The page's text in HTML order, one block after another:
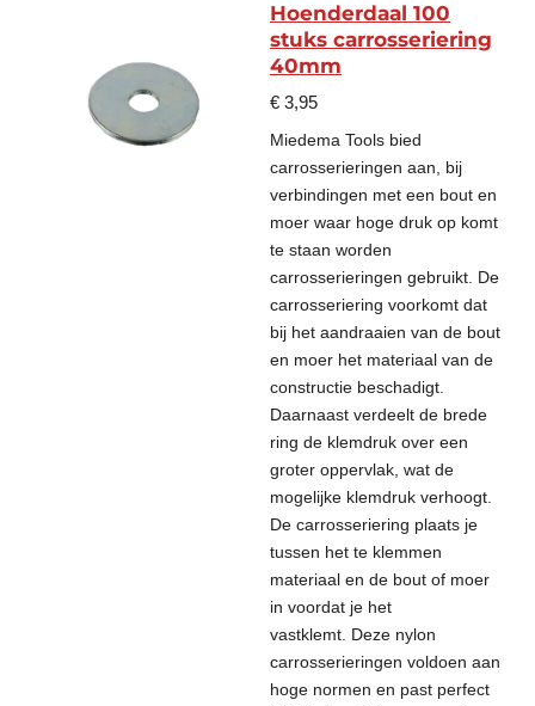
Hoenderdaal 100
stuks carrosseriering
40mm
€ 3,95
Miedema Tools bied
carrosserieringen aan, bij
verbindingen met een bout en
moer waar hoge druk op komt
te staan worden
carrosserieringen gebruikt. De
carrosseriering voorkomt dat
bij het aandraaien van de bout
en moer het materiaal van de
constructie beschadigt.
Daarnaast verdeelt de brede
ring de klemdruk over een
groter oppervlak, wat de
mogelijke klemdruk verhoogt.
De carrosseriering plaats je
tussen het te klemmen
materiaal en de bout of moer
in voordat je het
vastklemt. Deze nylon
carrosserieringen voldoen aan
hoge normen en past perfect